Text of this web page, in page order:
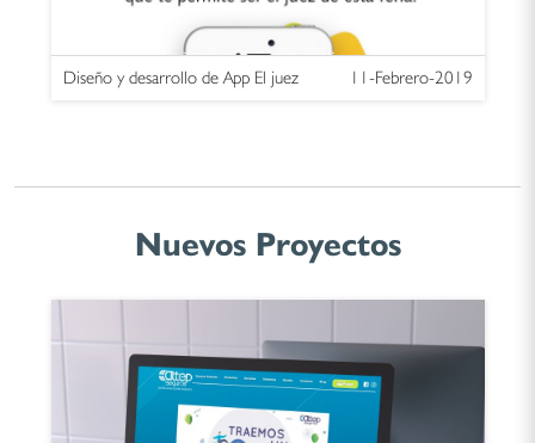
Diseño y desarrollo de App El juez 11-Febrero-2019
Nuevos Proyectos